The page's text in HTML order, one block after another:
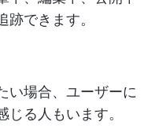
できます。
い場合、ユーザーに
じる人もいます。